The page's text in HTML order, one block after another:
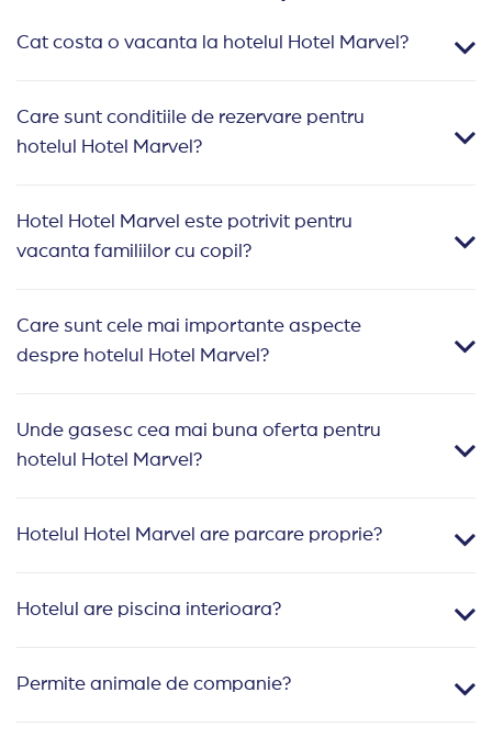
Cat costa o vacanta la hotelul Hotel Marvel?
Care sunt conditiile de rezervare pentru
hotelul Hotel Marvel?
Hotel Hotel Marvel este potrivit pentru
vacanta familiilor cu copil?
Care sunt cele mai importante aspecte
despre hotelul Hotel Marvel?
Unde gasesc cea mai buna oferta pentru
hotelul Hotel Marvel?
Hotelul Hotel Marvel are parcare proprie?
Hotelul are piscina interioara?
Permite animale de companie?